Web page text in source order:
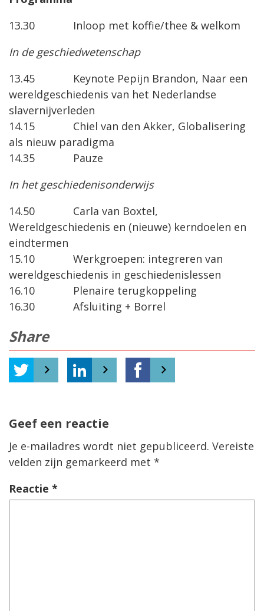
13.30 Inloop met koffie/thee & welkom
In de geschiedwetenschap
13.45 Keynote Pepijn Brandon, Naar een
wereldgeschiedenis van het Nederlandse
slavernijverleden
14.15 Chiel van den Akker, Globalisering
als nieuw paradigma
14.35 Pauze
In het geschiedenisonderwijs
14.50 Carla van Boxtel,
Wereldgeschiedenis en (nieuwe) kerndoelen en
eindtermen
15.10 Werkgroepen: integreren van
wereldgeschiedenis in geschiedenislessen
16.10 Plenaire terugkoppeling
16.30 Afsluiting + Borrel
Share
Geef een reactie
Je e-mailadres wordt niet gepubliceerd. Vereiste
velden zijn gemarkeerd met *
Reactie *